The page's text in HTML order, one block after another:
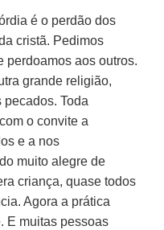
é o perdão dos
cristã. Pedimos
perdoamos aos outros.
grande religião,
Toda
o convite a
e a nos
muito alegre de
criança, quase todos
Agora a prática
E muitas pessoas